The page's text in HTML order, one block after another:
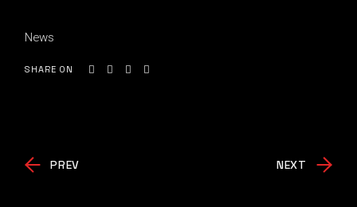
News
SHARE ON
PREV NEXT